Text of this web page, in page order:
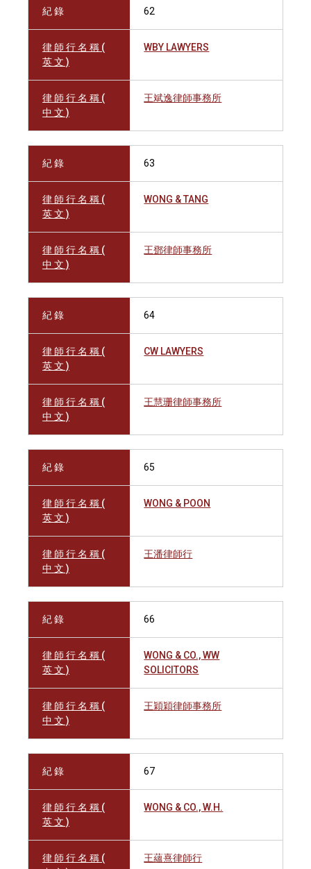
紀 錄 62
律 師 行 名 稱 (
英 文 )
WBY LAWYERS
律 師 行 名 稱 (
中 文 )
王斌逸律師事務所
紀 錄 63
律 師 行 名 稱 (
英 文 )
WONG & TANG
律 師 行 名 稱 (
中 文 )
王鄧律師事務所
紀 錄 64
律 師 行 名 稱 (
英 文 )
CW LAWYERS
律 師 行 名 稱 (
中 文 )
王慧珊律師事務所
紀 錄 65
律 師 行 名 稱 (
英 文 )
WONG & POON
律 師 行 名 稱 (
中 文 )
王潘律師行
紀 錄 66
律 師 行 名 稱 (
英 文 )
WONG & CO., WW
SOLICITORS
律 師 行 名 稱 (
中 文 )
王穎穎律師事務所
紀 錄 67
律 師 行 名 稱 (
英 文 )
WONG & CO., W.H.
律 師 行 名 稱 (
王蘊熹律師行